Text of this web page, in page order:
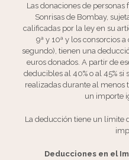
Las donaciones de
Sonrisas de Bombay,
calificadas por la ley en su
9ª y 10ª y los consorcios
segundo), tienen una
euros donados. A partir de
deducibles al 40% o al 45% si
realizadas durante al menos
un importe
La deducción tiene un límite
Deducciones en el